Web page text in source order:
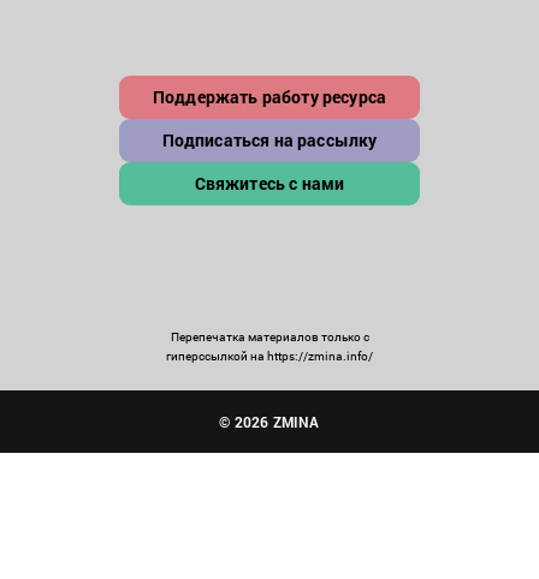
Поддержать работу ресурса
Подписаться на рассылку
Свяжитесь с нами
Перепечатка материалов только с
гиперссылкой на https://zmina.info/
© 2026 ZMINA